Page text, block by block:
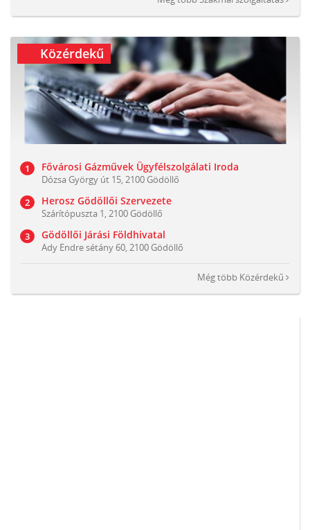
Közérdekű
Fővárosi Gázművek Ügyfélszolgálati Iroda
Dózsa György út 15, 2100 Gödöllő
Herosz Gödöllői Szervezete
Szárítópuszta 1, 2100 Gödöllő
Gödöllői Járási Földhivatal
Ady Endre sétány 60, 2100 Gödöllő
Még több Közérdekű